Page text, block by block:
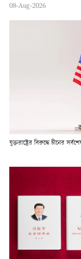
08-Aug-2026
যুক্তরাষ্ট্রের বিরুদ্ধে চীনের